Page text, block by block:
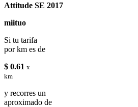
Attitude SE 2017
miituo
Si tu tarifa
por km es de
$ 0.61 x
km
y recorres un
aproximado de